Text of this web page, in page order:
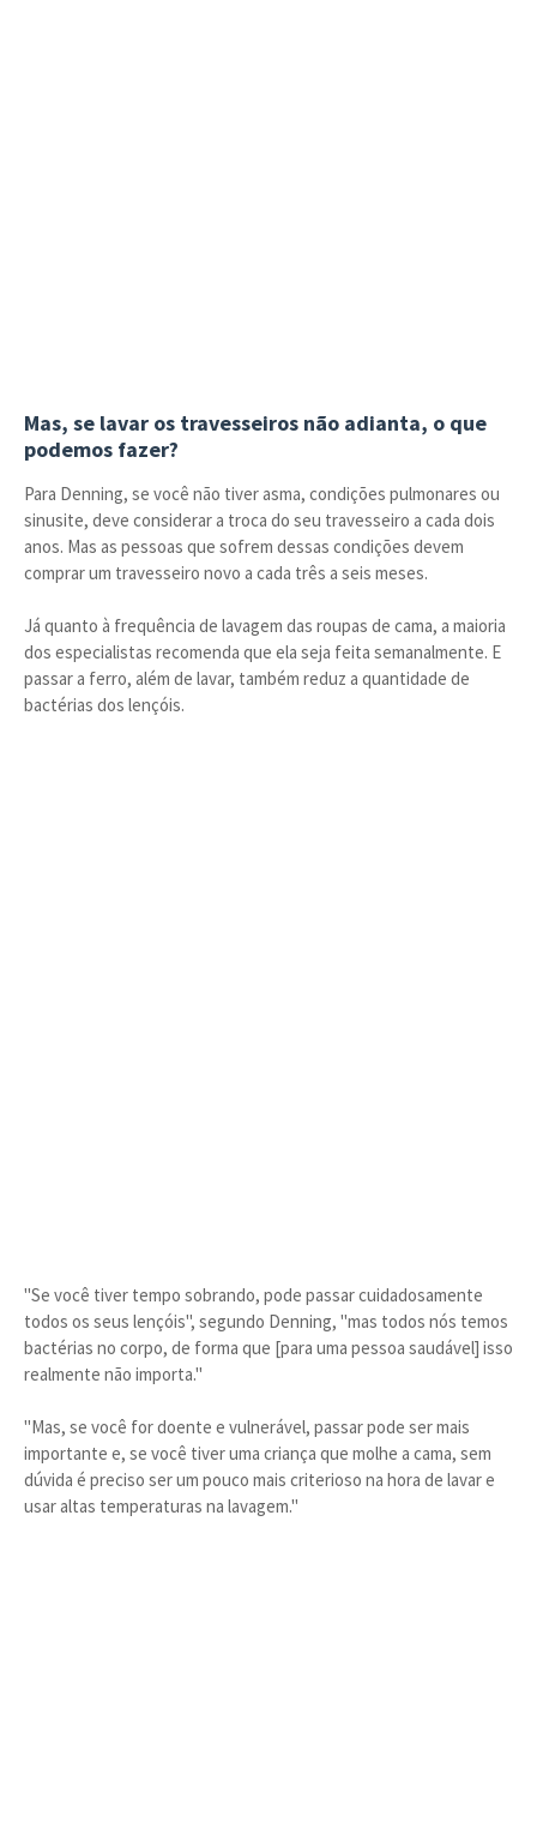
Mas, se lavar os travesseiros não adianta, o que
podemos fazer?
Para Denning, se você não tiver asma, condições pulmonares ou
sinusite, deve considerar a troca do seu travesseiro a cada dois
anos. Mas as pessoas que sofrem dessas condições devem
comprar um travesseiro novo a cada três a seis meses.
Já quanto à frequência de lavagem das roupas de cama, a maioria
dos especialistas recomenda que ela seja feita semanalmente. E
passar a ferro, além de lavar, também reduz a quantidade de
bactérias dos lençóis.
"Se você tiver tempo sobrando, pode passar cuidadosamente
todos os seus lençóis", segundo Denning, "mas todos nós temos
bactérias no corpo, de forma que [para uma pessoa saudável] isso
realmente não importa."
"Mas, se você for doente e vulnerável, passar pode ser mais
importante e, se você tiver uma criança que molhe a cama, sem
dúvida é preciso ser um pouco mais criterioso na hora de lavar e
usar altas temperaturas na lavagem."